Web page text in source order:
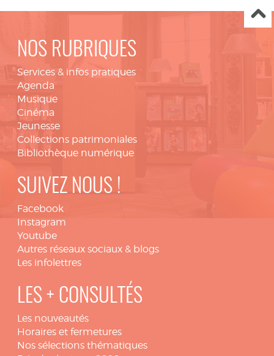
NOS RUBRIQUES
Services & infos pratiques
Agenda
Musique
Cinéma
Jeunesse
Collections patrimoniales
Bibliothèque numérique
SUIVEZ NOUS !
Facebook
Instagram
Youtube
Autres réseaux sociaux & blogs
Les infolettres
LES + CONSULTÉS
Les nouveautés
Horaires et fermetures
Nos sélections thématiques